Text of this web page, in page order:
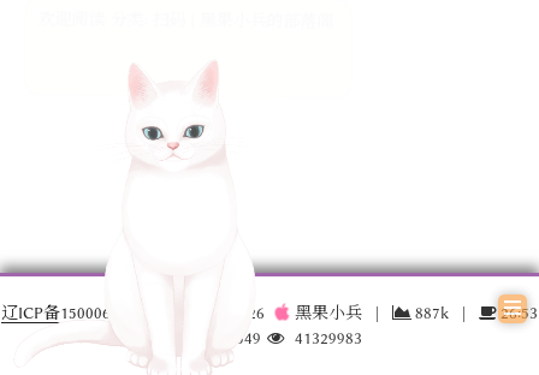
辽ICP备15000696号-3 2026 黑果小兵 | 887k |
26:53
17030549
41329983